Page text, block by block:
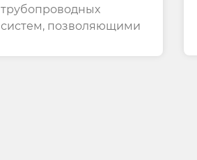
Давления
трубопроводных
систем, позволяющими